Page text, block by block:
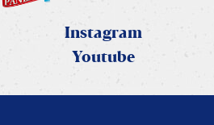
Instagram
Youtube